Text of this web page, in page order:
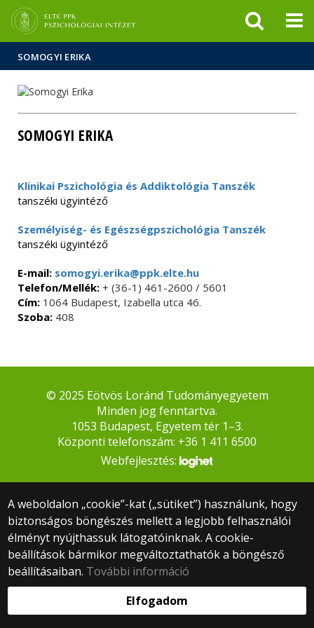
sajtóban
SOMOGYI ERIKA
SOMOGYI ERIKA
Klinikai Pszichológia és Addiktológia Tanszék
tanszéki ügyintéző
Személyiség- és Egészségpszichológia Tanszék
tanszéki ügyintéző
E-mail: somogyi.erika@ppk.elte.hu
Telefon/Mellék: + (36-1) 461-2600 / 5601
Cím: 1064 Budapest, Izabella utca 46.
Szoba: 408
A weboldalon „cookie”-kat („sütiket”) használunk, hogy
biztonságos böngészés mellett a legjobb felhasználói
élményt nyújthassuk látogatóinknak. A cookie-
beállítások bármikor megváltoztathatók a böngésző
beállításaiban. További információ
Elfogadom
© 2025 Eötvös Loránd Tudományegyetem
Minden jog fenntartva.
1053 Budapest, Egyetem tér 1–3.
Központi telefonszám: +36 1 411 6500
Webfejlesztés: